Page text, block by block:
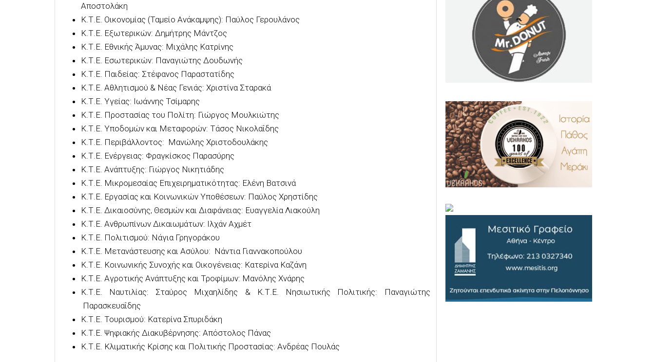
Αποστολάκη
Κ.Τ.Ε. Οικονομίας (Ταμείο Ανάκαμψης): Παύλος Γερουλάνος
Κ.Τ.Ε. Εξωτερικών: Δημήτρης Μάντζος
Κ.Τ.Ε. Εθνικής Άμυνας: Μιχάλης Κατρίνης
Κ.Τ.Ε. Εσωτερικών: Παναγιώτης Δουδωνής
Κ.Τ.Ε. Παιδείας: Στέφανος Παραστατίδης
Κ.Τ.Ε. Αθλητισμού & Νέας Γενιάς: Χριστίνα Σταρακά
Κ.Τ.Ε. Υγείας: Ιωάννης Τσίμαρης
Κ.Τ.Ε. Προστασίας του Πολίτη: Γιώργος Μουλκιώτης
Κ.Τ.Ε. Υποδομών και Μεταφορών: Τάσος Νικολαΐδης
Κ.Τ.Ε. Περιβάλλοντος: Μανώλης Χριστοδουλάκης
Κ.Τ.Ε. Ενέργειας: Φραγκίσκος Παρασύρης
Κ.Τ.Ε. Ανάπτυξης: Γιώργος Νικητιάδης
Κ.Τ.Ε. Μικρομεσαίας Επιχειρηματικότητας: Ελένη Βατσινά
Κ.Τ.Ε. Εργασίας και Κοινωνικών Υποθέσεων: Παύλος Χρηστίδης
Κ.Τ.Ε. Δικαιοσύνης, Θεσμών και Διαφάνειας: Ευαγγελία Λιακούλη
Κ.Τ.Ε. Ανθρωπίνων Δικαιωμάτων: Ιλχάν Αχμέτ
Κ.Τ.Ε. Πολιτισμού: Νάγια Γρηγοράκου
Κ.Τ.Ε. Μετανάστευσης και Ασύλου: Νάντια Γιαννακοπούλου
Κ.Τ.Ε. Κοινωνικής Συνοχής και Οικογένειας: Κατερίνα Καζάνη
Κ.Τ.Ε. Αγροτικής Ανάπτυξης και Τροφίμων: Μανόλης Χνάρης
Κ.Τ.Ε. Ναυτιλίας: Σταύρος Μιχαηλίδης & Κ.Τ.Ε. Νησιωτικής Πολιτικής: Παναγιώτης
Παρασκευαΐδης
Κ.Τ.Ε. Τουρισμού: Κατερίνα Σπυριδάκη
Κ.Τ.Ε. Ψηφιακής Διακυβέρνησης: Απόστολος Πάνας
Κ.Τ.Ε. Κλιματικής Κρίσης και Πολιτικής Προστασίας: Ανδρέας Πουλάς